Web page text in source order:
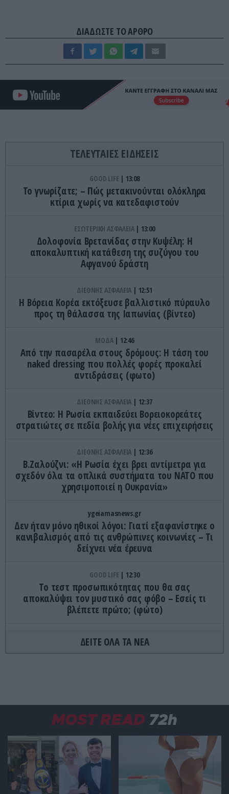
ΔΙΑΔΩΣΤΕ ΤΟ ΑΡΘΡΟ
ΤΕΛΕΥΤΑΙΕΣ ΕΙΔΗΣΕΙΣ
GOOD LIFE 13:08
Το γνωρίζατε; – Πώς μετακινούνται ολόκληρα
κτίρια χωρίς να κατεδαφιστούν
ΕΣΩΤΕΡΙΚΗ ΑΣΦΑΛΕΙΑ 13:00
Δολοφονία Βρετανίδας στην Κυψέλη: Η
αποκαλυπτική κατάθεση της συζύγου του
Αφγανού δράστη
ΔΙΕΘΝΗΣ ΑΣΦΑΛΕΙΑ 12:51
Η Βόρεια Κορέα εκτόξευσε βαλλιστικό πύραυλο
προς τη θάλασσα της Ιαπωνίας (βίντεο)
ΜΟΔΑ 12:46
Από την πασαρέλα στους δρόμους: Η τάση του
naked dressing που πολλές φορές προκαλεί
αντιδράσεις (φωτο)
ΔΙΕΘΝΗΣ ΑΣΦΑΛΕΙΑ 12:37
Βίντεο: Η Ρωσία εκπαιδεύει Βορειοκορεάτες
στρατιώτες σε πεδία βολής για νέες επιχειρήσεις
ΔΙΕΘΝΗΣ ΑΣΦΑΛΕΙΑ 12:36
Β.Ζαλούζνι: «Η Ρωσία έχει βρει αντίμετρα για
σχεδόν όλα τα οπλικά συστήματα του ΝΑΤΟ που
χρησιμοποιεί η Ουκρανία»
ygeiamasnews.gr
Δεν ήταν μόνο ηθικοί λόγοι: Γιατί εξαφανίστηκε ο
κανιβαλισμός από τις ανθρώπινες κοινωνίες – Τι
δείχνει νέα έρευνα
GOOD LIFE 12:30
Το τεστ προσωπικότητας που θα σας
αποκαλύψει τον μυστικό σας φόβο – Εσείς τι
βλέπετε πρώτο; (φώτο)
ΓΣΕΕ: Πώς θα αμειφθούν όσοι εργαστούν τον
ΕΣΩΤΕΡΙΚΗ ΑΣΦΑΛΕΙΑ 12:18
Δύο συλλήψεις για τον θάνατο του ηλικιωμένου
που βρέθηκε νεκρός στα Άνω Λιόσια
ΔΙΑΣΤΗΜΑ
ΔΕΙΤΕ ΟΛΑ ΤΑ ΝΕΑ
MOST READ 72h